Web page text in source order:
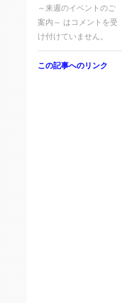
～来週のイベントのご
案内～ は コメントを受
け付けていません。
この記事へのリンク